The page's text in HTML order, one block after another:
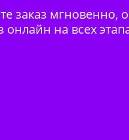
заказ мгновенно,
онлайн на всех